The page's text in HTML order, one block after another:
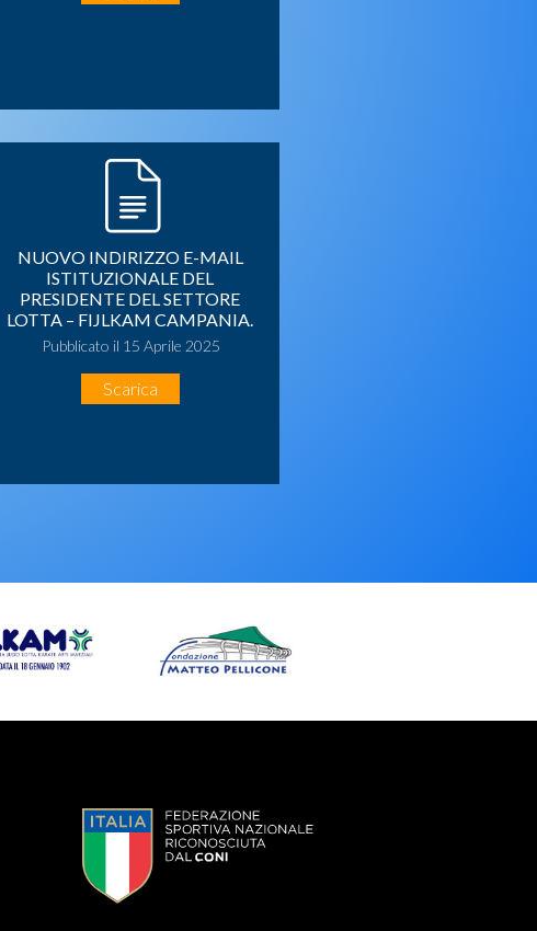
NUOVO INDIRIZZO E-MAIL
ISTITUZIONALE DEL
PRESIDENTE DEL SETTORE
LOTTA – FIJLKAM CAMPANIA.
Pubblicato il 15 Aprile 2025
Scarica